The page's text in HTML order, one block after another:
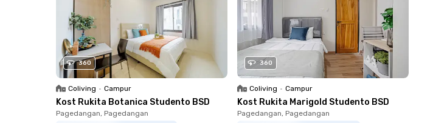
360
Coliving • Campur
Kost Rukita Botanica Studento BSD
Pagedangan, Pagedangan
360
Coliving • Campur
Kost Rukita Marigold Studento BSD
Pagedangan, Pagedangan